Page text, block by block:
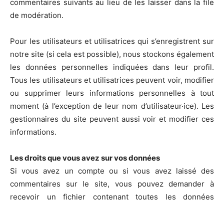
commentaires suivants au lieu de les laisser dans la file
de modération.
Pour les utilisateurs et utilisatrices qui s’enregistrent sur
notre site (si cela est possible), nous stockons également
les données personnelles indiquées dans leur profil.
Tous les utilisateurs et utilisatrices peuvent voir, modifier
ou supprimer leurs informations personnelles à tout
moment (à l’exception de leur nom d’utilisateur·ice). Les
gestionnaires du site peuvent aussi voir et modifier ces
informations.
Les droits que vous avez sur vos données
Si vous avez un compte ou si vous avez laissé des
commentaires sur le site, vous pouvez demander à
recevoir un fichier contenant toutes les données